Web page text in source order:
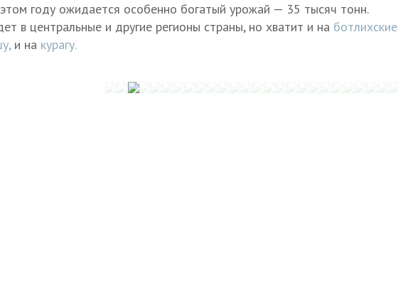
этом году ожидается особенно богатый урожай — 35 тысяч тонн.
в центральные и другие регионы страны, но хватит и на ботлихские
и на курагу.